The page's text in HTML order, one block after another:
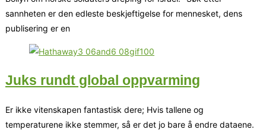
sannheten er den edleste beskjeftigelse for mennesket, dens
publisering er en
Juks rundt global oppvarming
Er ikke vitenskapen fantastisk dere; Hvis tallene og
temperaturene ikke stemmer, så er det jo bare å endre dataene.